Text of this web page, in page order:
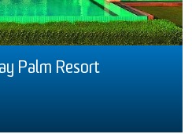
Palm Resort